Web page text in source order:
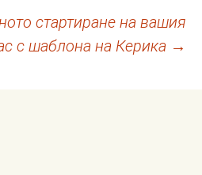
стартиране на вашия
с шаблона на Керика →